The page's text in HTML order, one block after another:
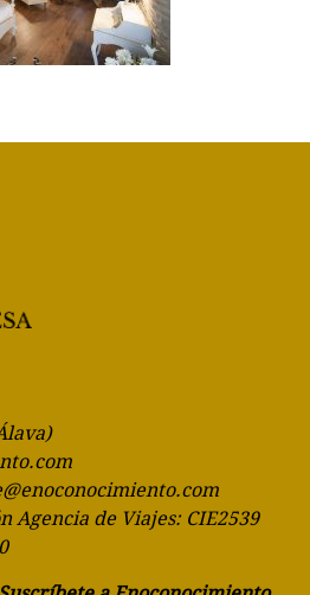
Agencia de Viajes: CIE2539